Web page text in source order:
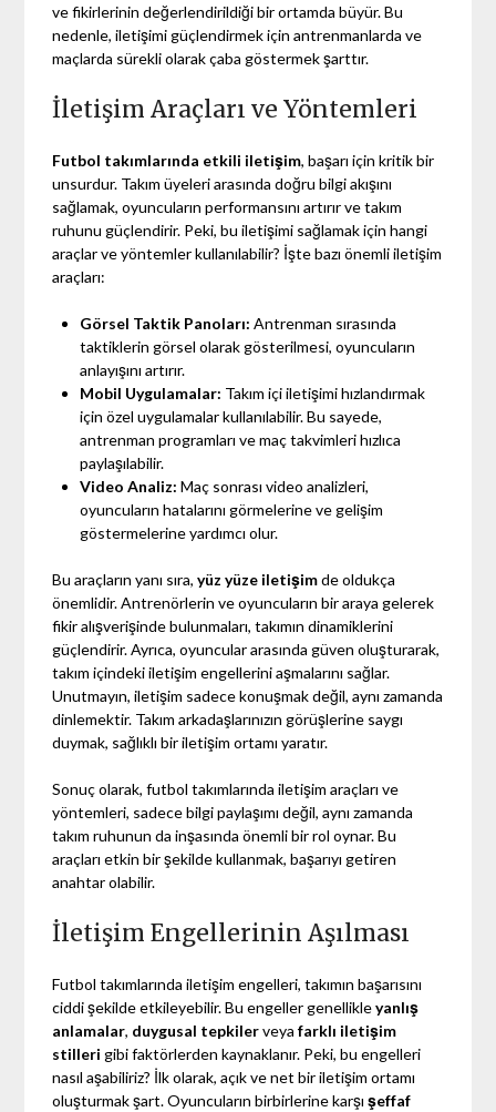
ve fikirlerinin değerlendirildiği bir ortamda büyür. Bu
nedenle, iletişimi güçlendirmek için antrenmanlarda ve
maçlarda sürekli olarak çaba göstermek şarttır.
İletişim Araçları ve Yöntemleri
Futbol takımlarında etkili iletişim, başarı için kritik bir
unsurdur. Takım üyeleri arasında doğru bilgi akışını
sağlamak, oyuncuların performansını artırır ve takım
ruhunu güçlendirir. Peki, bu iletişimi sağlamak için hangi
araçlar ve yöntemler kullanılabilir? İşte bazı önemli iletişim
araçları:
Görsel Taktik Panoları: Antrenman sırasında
taktiklerin görsel olarak gösterilmesi, oyuncuların
anlayışını artırır.
Mobil Uygulamalar: Takım içi iletişimi hızlandırmak
için özel uygulamalar kullanılabilir. Bu sayede,
antrenman programları ve maç takvimleri hızlıca
paylaşılabilir.
Video Analiz: Maç sonrası video analizleri,
oyuncuların hatalarını görmelerine ve gelişim
göstermelerine yardımcı olur.
Bu araçların yanı sıra,yüz yüze iletişimde oldukça
önemlidir. Antrenörlerin ve oyuncuların bir araya gelerek
fikir alışverişinde bulunmaları, takımın dinamiklerini
güçlendirir. Ayrıca, oyuncular arasında güven oluşturarak,
takım içindeki iletişim engellerini aşmalarını sağlar.
Unutmayın, iletişim sadece konuşmak değil, aynı zamanda
dinlemektir. Takım arkadaşlarınızın görüşlerine saygı
duymak, sağlıklı bir iletişim ortamı yaratır.
Sonuç olarak, futbol takımlarında iletişim araçları ve
yöntemleri, sadece bilgi paylaşımı değil, aynı zamanda
takım ruhunun da inşasında önemli bir rol oynar. Bu
araçları etkin bir şekilde kullanmak, başarıyı getiren
anahtar olabilir.
İletişim Engellerinin Aşılması
Futbol takımlarında iletişim engelleri, takımın başarısını
ciddi şekilde etkileyebilir. Bu engeller genellikleyanlış
anlamalar, duygusal tepkilerveyafarklı iletişim
stilleri gibi faktörlerden kaynaklanır. Peki, bu engelleri
nasıl aşabiliriz? İlk olarak, açık ve net bir iletişim ortamı
oluşturmak şart. Oyuncuların birbirlerine karşışeffaf